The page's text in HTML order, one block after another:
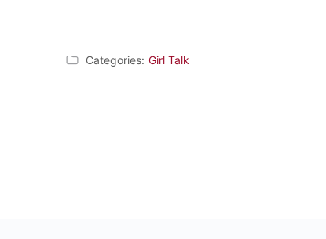
Categories: Girl Talk